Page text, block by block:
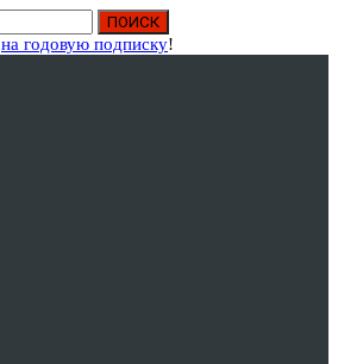
на годовую подписку!